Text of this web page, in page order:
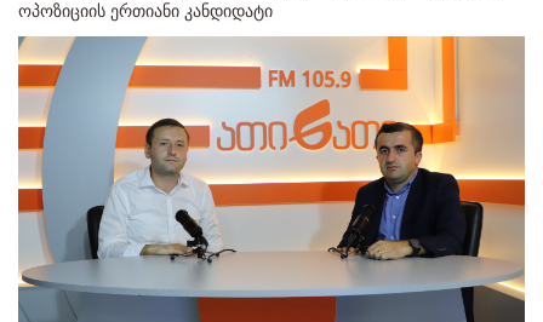
ოპოზიციის ერთიანი კანდიდატი